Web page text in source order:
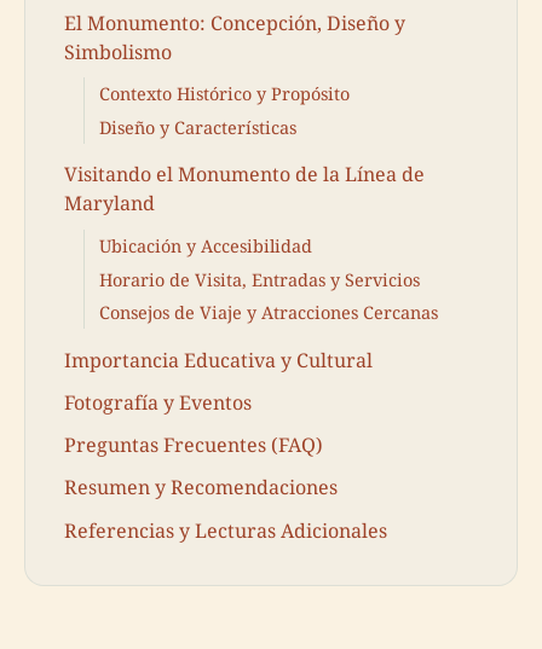
El Monumento: Concepción, Diseño y
Simbolismo
Contexto Histórico y Propósito
Diseño y Características
Visitando el Monumento de la Línea de
Maryland
Ubicación y Accesibilidad
Horario de Visita, Entradas y Servicios
Consejos de Viaje y Atracciones Cercanas
Importancia Educativa y Cultural
Fotografía y Eventos
Preguntas Frecuentes (FAQ)
Resumen y Recomendaciones
Referencias y Lecturas Adicionales